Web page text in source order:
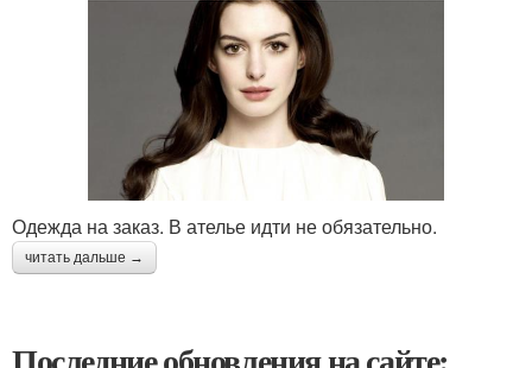
Одежда на заказ. В ателье идти не обязательно.
читать дальше →